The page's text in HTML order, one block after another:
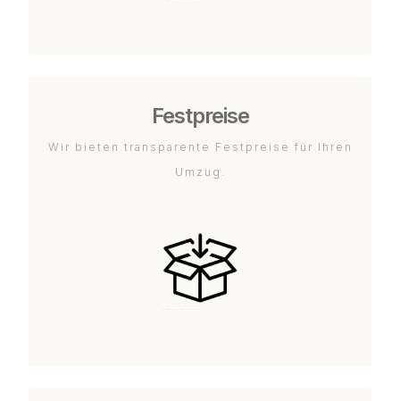
Festpreise
Wir bieten transparente Festpreise für Ihren
Umzug.